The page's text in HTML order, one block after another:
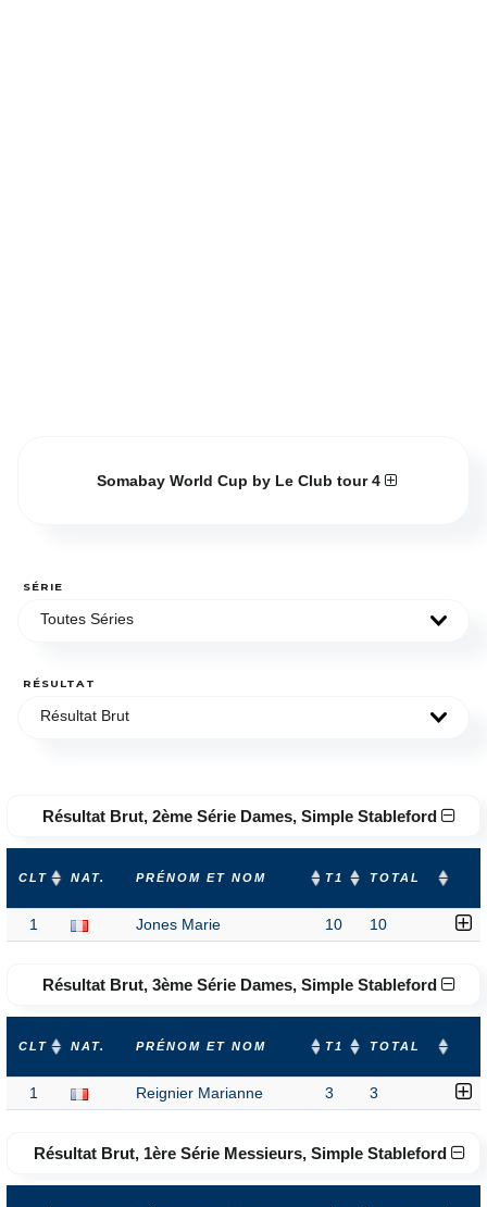
Somabay World Cup by Le Club tour 4
SÉRIE
Toutes Séries
RÉSULTAT
Résultat Brut
Résultat Brut, 2ème Série Dames, Simple Stableford
CLT NAT. PRÉNOM ET NOM T1 TOTAL
1 Jones Marie 10 10
Résultat Brut, 3ème Série Dames, Simple Stableford
CLT NAT. PRÉNOM ET NOM T1 TOTAL
1 Reignier Marianne 3 3
Résultat Brut, 1ère Série Messieurs, Simple Stableford